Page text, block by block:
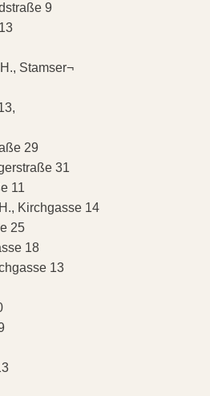
9
Stamser¬
29
31
11
Kirchgasse 14
25
18
13